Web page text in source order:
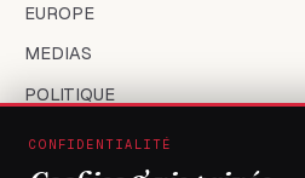
EUROPE
MEDIAS
POLITIQUE
SANTÉ
CONFIDENTIALITÉ